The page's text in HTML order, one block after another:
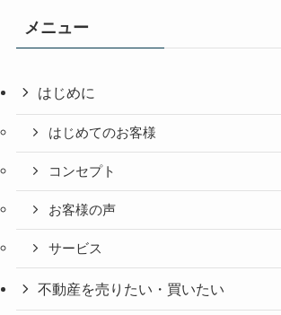
メニュー
はじめに
はじめてのお客様
コンセプト
お客様の声
サービス
不動産を売りたい・買いたい